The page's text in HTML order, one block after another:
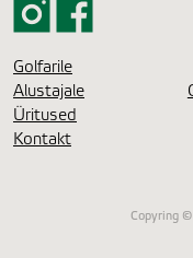
Golfarile
Alustajale
Üritused
Kontakt
Copyring